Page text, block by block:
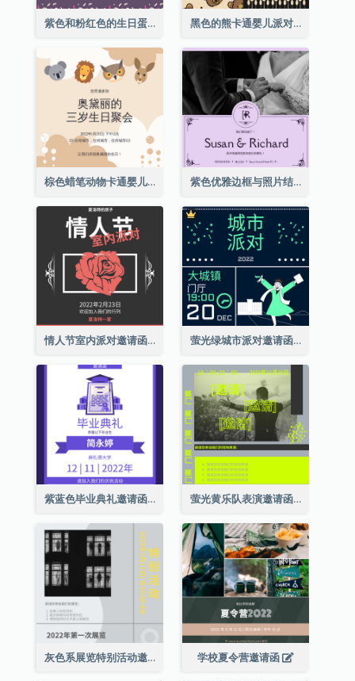
紫色和粉红色的生日蛋糕插图聚会请柬 黑色的熊卡通婴儿派对请柬
棕色蜡笔动物卡通婴儿生日邀请 紫色优雅边框与照片结婚请柬
情人节室内派对邀请函 萤光绿城市派对邀请函
紫蓝色毕业典礼邀请函 萤光黄乐队表演邀请函
灰色系展览特别活动邀请函 学校夏令营邀请函